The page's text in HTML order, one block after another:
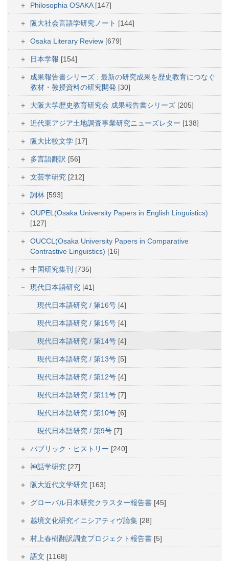
Philosophia OSAKA [147]
阪大社会言語学研究ノート [144]
Osaka Literary Review [679]
日本学報 [154]
成果報告書シリーズ : 最新の研究成果を歴史教育につなぐ
教材・教授資料の研究開発 [30]
大阪大学歴史教育研究会 成果報告書シリーズ [205]
近代東アジア土地調査事業研究ニューズレター [138]
阪大比較文学 [17]
多言語翻訳 [56]
文芸学研究 [212]
詞林 [593]
OUPEL(Osaka University Papers in English Linguistics)
[127]
OUCCL(Osaka University Papers in Comparative
Contrastive Linguistics) [16]
中国研究集刊 [735]
現代日本語研究 [41]
現代日本語研究 / 第16号 [4]
現代日本語研究 / 第15号 [4]
現代日本語研究 / 第14号 [4]
現代日本語研究 / 第13号 [5]
現代日本語研究 / 第12号 [4]
現代日本語研究 / 第11号 [7]
現代日本語研究 / 第10号 [6]
現代日本語研究 / 第9号 [7]
パブリック・ヒストリー [240]
神話学研究 [27]
阪大近代文学研究 [163]
グローバル日本研究クラスター報告書 [45]
越境文化研究イニシアティヴ論集 [28]
村上春樹翻訳調査プロジェクト報告書 [5]
語文 [1168]